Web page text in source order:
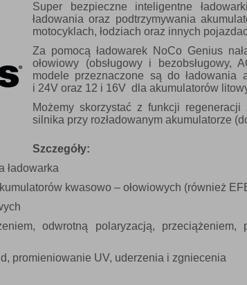
Super bezpieczne inteligentne
ładowania oraz podtrzymywania
motocyklach, łodziach oraz innych
Za pomocą ładowarek NoCo Genius
ołowiowy (obsługowy i
modele przeznaczone są do ładowania
i 24V oraz 12 i 16V dla akumulatorów
Możemy skorzystać z funkcji
silnika przy rozładowanym akumulatorze
Szczegóły:
ładowarka
kwasowo – ołowiowych (również
odwrotną polaryzacją, przeciążeniem,
promieniowanie UV, uderzenia i zgniecenia